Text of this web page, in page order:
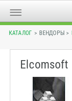
КАТАЛОГ > ВЕНДОРЫ >
Elcomsoft